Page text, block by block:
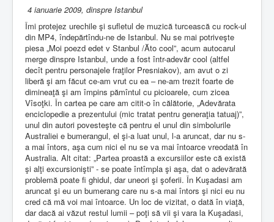
4 ianuarie 2009, dinspre Istanbul
Îmi protejez urechile şi sufletul de muzică turcească cu rock-ul
din MP4, îndepărtîndu-ne de Istanbul. Nu se mai potriveşte
piesa „Moi poezd edet v Stanbul /Ăto cool”, acum autocarul
merge dinspre Istanbul, unde a fost într-adevăr cool (altfel
decît pentru personajele fraţilor Presniakov), am avut o zi
liberă şi am făcut ce-am vrut cu ea – ne-am trezit foarte de
dimineaţă şi am împins pămîntul cu picioarele, cum zicea
Vîsoţki. În cartea pe care am citit-o în călătorie, „Adevărata
enciclopedie a prezentului (mic tratat pentru generaţia tatuaj)”,
unul din autori povesteşte că pentru el unul din simbolurile
Australiei e bumerangul, el şi-a luat unul, l-a aruncat, dar nu s-
a mai întors, aşa cum nici el nu se va mai întoarce vreodată în
Australia. Alt citat: „Partea proastă a excursiilor este că există
şi alţi excursionişti” - se poate întîmpla şi aşa, dat o adevărată
problemă poate fi ghidul, dar uneori şi şoferii. În Kuşadasi am
aruncat şi eu un bumerang care nu s-a mai întors şi nici eu nu
cred că mă voi mai întoarce. Un loc de vizitat, o dată în viaţă,
dar dacă ai văzut restul lumii – poţi să vii şi vara la Kuşadasi,